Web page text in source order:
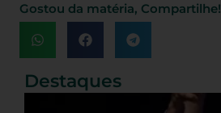
Gostou da matéria, Compartilhe!
Destaques